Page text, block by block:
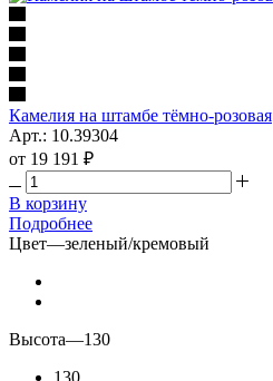
Камелия на штамбе тёмно-розовая
Арт.: 10.39304
от 19 191 ₽
В корзину
Подробнее
Цвет—зеленый/кремовый
Высота—130
130